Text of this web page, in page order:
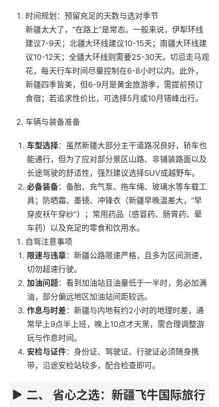
时间规划：预留充足的天数与选对季节
新疆太大了，“在路上”是常态。一般来说，伊犁环线
建议7-9天；北疆大环线建议10-15天；南疆大环线建
议10-12天；全疆大环线则需要25-30天。切忌走马观
花，每天行车时间尽量控制在6-8小时以内。此外，
新疆四季皆美，但6-9月是黄金旅游季，需提前预订
食宿；若追求性价比，可选择5月或10月错峰出行。
车辆与装备准备
车型选择：虽然新疆大部分主干道路况良好，轿车也
能通行，但为了应对部分景区山路、非铺装路面以及
长途驾驶的舒适性，强烈建议选择SUV或越野车。
必备装备：备胎、充气泵、拖车绳、玻璃水等车载工
具；防晒霜、墨镜、冲锋衣（新疆早晚温差大，“早
穿皮袄午穿纱”）；常用药品（感冒药、肠胃药、晕
车药）以及充足的零食和饮用水。
自驾注意事项
限速与违章：新疆公路限速严格，且多为区间测速，
切勿超速行驶。
加油问题：看到加油站且油量低于一半时，务必加满
油，部分偏远地区加油站间距较远。
作息与时差：新疆与内地有约2小时的地理时差，通
常早上9点半上班，晚上10点才天黑，需合理调整游
玩与作息时间。
安检与证件：身份证、驾驶证、行驶证必须随身携
带，沿途安检站较多，配合检查即可。
二、 省心之选：新疆飞牛国际旅行